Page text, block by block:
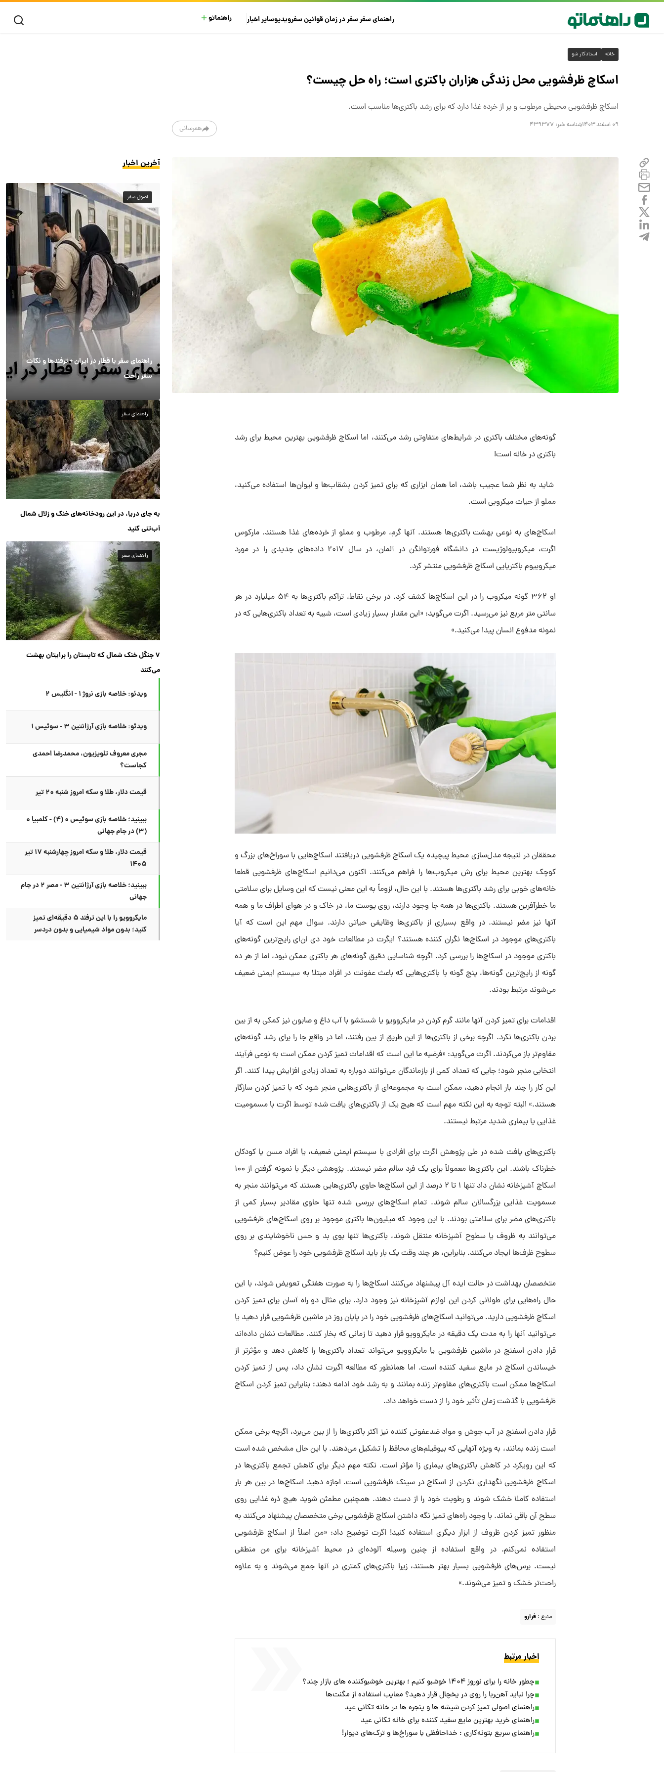
راهنمای سفرسفر در زمانقوانین سفرویدیوسایراخبار راهنماتو
خانه استادکار شو
اسکاچ ظرفشویی محل زندگی هزاران باکتری است؛ راه حل چیست؟
اسکاچ ظرفشویی محیطی مرطوب و پر از خرده غذا دارد که برای رشد باکتری‌ها مناسب است.
۰۹ اسفند ۱۴۰۳ شناسه خبر: ۴۳۹۳۷۷ همرسانی
گونه‌های مختلف باکتری در شرایط‌های متفاوتی رشد می‌کنند، اما اسکاچ ظرفشویی بهترین محیط برای رشد
باکتری در خانه است!
شاید به نظر شما عجیب باشد، اما همان ابزاری که برای تمیز کردن بشقاب‌ها و لیوان‌ها استفاده می‌کنید،
مملو از حیات میکروبی است.
اسکاچ‌های به نوعی بهشت باکتری‌ها هستند. آنها گرم، مرطوب و مملو از خرده‌های غذا هستند. مارکوس
اگرت، میکروبیولوژیست در دانشگاه فورتوانگن در آلمان، در سال ۲۰۱۷ داده‌های جدیدی را در مورد
میکروبیوم باکتریایی اسکاچ ظرفشویی منتشر کرد.
او ۳۶۲ گونه میکروب را در این اسکاچ‌ها کشف کرد. در برخی نقاط، تراکم باکتری‌ها به ۵۴ میلیارد در هر
سانتی متر مربع نیز می‌رسید. اگرت می‌گوید: «این مقدار بسیار زیادی است، شبیه به تعداد باکتری‌هایی که در
نمونه مدفوع انسان پیدا می‌کنید.»
محققان در نتیجه مدل‌سازی محیط پیچیده یک اسکاچ ظرفشویی دریافتند اسکاچ‌هایی با سوراخ‌های بزرگ و
کوچک بهترین محیط برای رش میکروب‌ها را فراهم می‌کنند. اکنون می‌دانیم اسکاچ‌های ظرفشویی قطعا
خانه‌های خوبی برای رشد باکتری‌ها هستند. با این حال، لزوماً به این معنی نیست که این وسایل برای سلامتی
ما خطرآفرین هستند. باکتری‌ها در همه جا وجود دارند، روی پوست ما، در خاک و در هوای اطراف ما و همه
آنها نیز مضر نیستند. در واقع بسیاری از باکتری‌ها وظایفی حیاتی دارند. سوال مهم این است که آیا
باکتری‌های موجود در اسکاچ‌ها نگران کننده هستند؟ ایگرت در مطالعات خود دی ان‌ای رایج‌ترین گونه‌های
باکتری موجود در اسکاچ‌ها را بررسی کرد. اگرچه شناسایی دقیق گونه‌های هر باکتری ممکن نبود، اما از هر ده
گونه از رایج‌ترین گونه‌ها، پنج گونه با باکتری‌هایی که باعث عفونت در افراد مبتلا به سیستم ایمنی ضعیف
می‌شوند مرتبط بودند.
اقدامات برای تمیز کردن آنها مانند گرم کردن در مایکروویو یا شستشو با آب داغ و صابون نیز کمکی به از بین
بردن باکتری‌ها نکرد. اگرچه برخی از باکتری‌ها از این طریق از بین رفتند، اما در واقع جا را برای رشد گونه‌های
مقاوم‌تر باز می‌کردند. اگرت می‌گوید: «فرضیه ما این است که اقدامات تمیز کردن ممکن است به نوعی فرآیند
انتخابی منجر شود؛ جایی که تعداد کمی از بازماندگان می‌توانند دوباره به تعداد زیادی افزایش پیدا کنند. اگر
این کار را چند بار انجام دهید، ممکن است به مجموعه‌ای از باکتری‌هایی منجر شود که با تمیز کردن سازگار
هستند.» البته توجه به این نکته مهم است که هیچ یک از باکتری‌های یافت شده توسط اگرت با مسمومیت
غذایی یا بیماری شدید مرتبط نیستند.
باکتری‌های یافت شده در طی پژوهش اگرت برای افرادی با سیستم ایمنی ضعیف، یا افراد مسن یا کودکان
خطرناک باشند. این باکتری‌ها معمولاً برای یک فرد سالم مضر نیستند. پژوهشی دیگر با نمونه گرفتن از ۱۰۰
اسکاچ آشپزخانه نشان داد تنها ۱ تا ۲ درصد از این اسکاچ‌ها حاوی باکتری‌هایی هستند که می‌توانند منجر به
مسمویت غذایی بزرگسالان سالم شوند. تمام اسکاچ‌های بررسی شده تنها حاوی مقادیر بسیار کمی از
باکتری‌های مضر برای سلامتی بودند. با این وجود که میلیون‌ها باکتری موجود بر روی اسکاچ‌های ظرفشویی
می‌توانند به ظروف یا سطوح آشپزخانه منتقل شوند، باکتری‌ها تنها بوی بد و حس ناخوشایندی بر روی
سطوح ظرف‌ها ایجاد می‌کنند. بنابراین، هر چند وقت یک بار باید اسکاچ ظرفشویی خود را عوض کنیم؟
متخصصان بهداشت در حالت ایده آل پیشنهاد می‌کنند اسکاچ‌ها را به صورت هفتگی تعویض شوند، با این
حال راه‌هایی برای طولانی کردن این لوازم آشپزخانه نیز وجود دارد. برای مثال دو راه آسان برای تمیز کردن
اسکاچ ظرفشویی دارید. می‌توانید اسکاچ‌های ظرفشویی خود را در پایان روز در ماشین ظرفشویی قرار دهید یا
می‌توانید آنها را به مدت یک دقیقه در مایکروویو قرار دهید تا زمانی که بخار کنند. مطالعات نشان داده‌اند
قرار دادن اسفنج در ماشین ظرفشویی یا مایکروویو می‌تواند تعداد باکتری‌ها را کاهش دهد و مؤثرتر از
خیساندن اسکاچ در مایع سفید کننده است. اما همانطور که مطالعه اگبرت نشان داد، پس از تمیز کردن
اسکاچ‌ها ممکن است باکتری‌های مقاوم‌تر زنده بمانند و به رشد خود ادامه دهند؛ بنابراین تمیز کردن اسکاچ
ظرفشویی با گذشت زمان تأثیر خود را از دست خواهد داد.
قرار دادن اسفنج در آب جوش و مواد ضدعفونی کننده نیز اکثر باکتری‌ها را از بین می‌برد، اگرچه برخی ممکن
است زنده بمانند، به ویژه آنهایی که بیوفیلم‌های محافظ را تشکیل می‌دهند. با این حال مشخص شده است
که این رویکرد در کاهش باکتری‌های بیماری زا مؤثر است. نکته مهم دیگر برای کاهش تجمع باکتری‌ها در
اسکاچ ظرفشویی نگهداری نکردن از اسکاچ در سینک ظرفشویی است. اجازه دهید اسکاچ‌ها در بین هر بار
استفاده کاملا خشک شوند و رطوبت خود را از دست دهند. همچنین مطمئن شوید هیچ ذره غذایی روی
سطح آن باقی نماند. با وجود راه‌های تمیز نگه داشتن اسکاچ ظرفشویی برخی متخصصان پیشنهاد می‌کنند به
منظور تمیز کردن ظروف از ابزار دیگری استفاده کنید! اگرت توضیح داد: «من اصلاً از اسکاچ ظرفشویی
استفاده نمی‌کنم. در واقع استفاده از چنین وسیله آلوده‌ای در محیط آشپزخانه برای من منطقی
نیست. برس‌های ظرفشویی بسیار بهتر هستند، زیرا باکتری‌های کمتری در آنها جمع می‌شوند و به علاوه
راحت‌تر خشک و تمیز می‌شوند.»
منبع : فرارو
اخبار مرتبط
چطور خانه را برای نوروز ۱۴۰۴ خوشبو کنیم ؛ بهترین خوشبوکننده های بازار چند؟
چرا نباید آهن‌ربا را روی در یخچال قرار دهید؟ معایب استفاده از مگنت‌ها
راهنمای اصولی تمیز کردن شیشه ها و پنجره ها در خانه تکانی عید
راهنمای خرید بهترین مایع سفید کننده برای خانه تکانی عید
راهنمای سریع بتونه‌کاری : خداحافظی با سوراخ‌ها و ترک‌های دیوار!
آخرین اخبار
اصول سفر
راهنمای سفر با قطار در ایران + ترفندها و نکات
سفر راحت
راهنمای سفر
به جای دریا، در این رودخانه‌های خنک و زلال شمال
آب‌تنی کنید
راهنمای سفر
۷ جنگل خنک شمال که تابستان را برایتان بهشت
می‌کنند
ویدئو: خلاصه بازی نروژ ۱ - انگلیس ۲
ویدئو: خلاصه بازی آرژانتین ۳ - سوئیس ۱
مجری معروف تلویزیون، محمدرضا احمدی
کجاست؟
قیمت دلار، طلا و سکه امروز شنبه ۲۰ تیر
ببینید؛ خلاصه بازی سوئیس ۰ (۴) - کلمبیا ۰
(۳) در جام جهانی
قیمت دلار، طلا و سکه امروز چهارشنبه ۱۷ تیر
۱۴۰۵
ببینید؛ خلاصه بازی آرژانتین ۳ - مصر ۲ در جام
جهانی
مایکروویو را با این ترفند ۵ دقیقه‌ای تمیز
کنید؛ بدون مواد شیمیایی و بدون دردسر